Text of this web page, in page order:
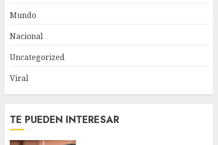
Mundo
Nacional
Uncategorized
Viral
TE PUEDEN INTERESAR